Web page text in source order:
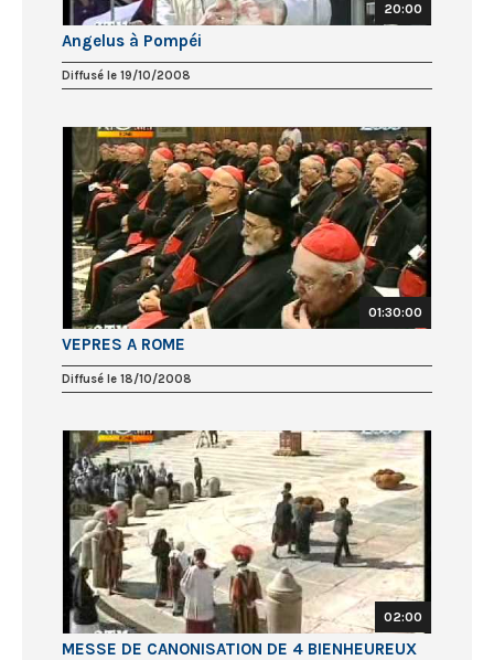
20:00
Angelus à Pompéi
Diffusé le 19/10/2008
01:30:00
VEPRES A ROME
Diffusé le 18/10/2008
02:00
MESSE DE CANONISATION DE 4 BIENHEUREUX